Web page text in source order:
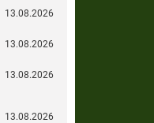
13.08.2026
13.08.2026
13.08.2026
13.08.2026